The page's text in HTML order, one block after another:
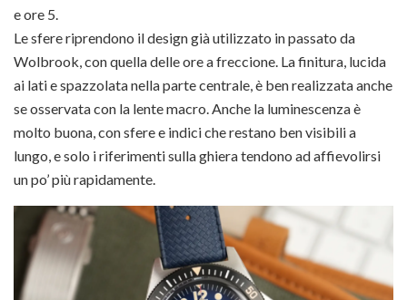
e ore 5.
Le sfere riprendono il design già utilizzato in passato da
Wolbrook, con quella delle ore a freccione. La finitura, lucida
ai lati e spazzolata nella parte centrale, è ben realizzata anche
se osservata con la lente macro. Anche la luminescenza è
molto buona, con sfere e indici che restano ben visibili a
lungo, e solo i riferimenti sulla ghiera tendono ad affievolirsi
un po’ più rapidamente.